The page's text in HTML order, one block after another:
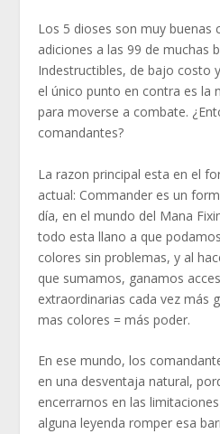
Los 5 dioses son muy buenas
adiciones a las 99 de muchas
Indestructibles, de bajo costo
el único punto en contra es la
para moverse a combate.
comandantes?
La razon principal esta en el
actual: Commander es un
día, en el mundo del Mana
todo esta llano a que
colores sin problemas, y al
que sumamos, ganamos
extraordinarias cada vez más
mas colores = más poder.
En ese mundo, los
en una desventaja natural,
encerrarnos en las
alguna leyenda romper esa